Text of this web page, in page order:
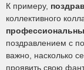
К примеру,
коллективного
поздравлением с
важно, насколько
проявить свою